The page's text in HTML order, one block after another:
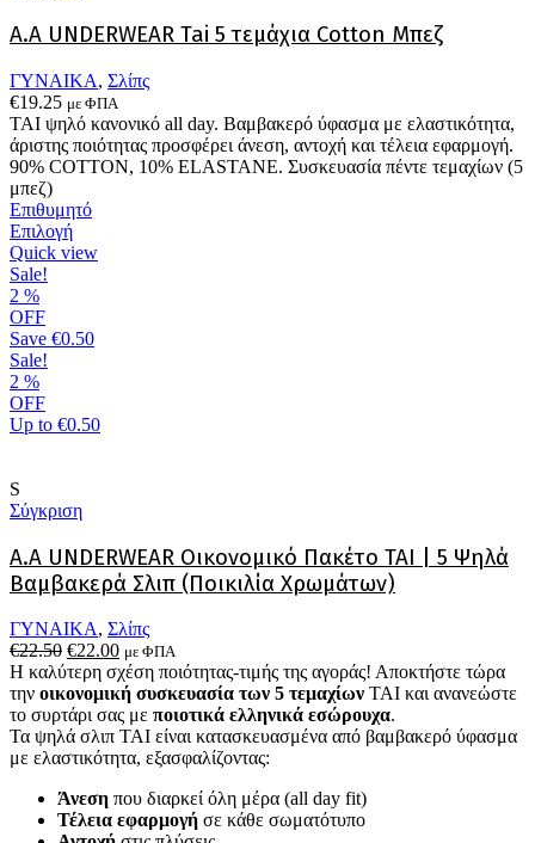
στη
σελίδα
του
προϊόντος
A.A UNDERWEAR Tai 5 τεμάχια Cotton Μπεζ
ΓΥΝΑΙΚΑ, Σλίπς
€19.25 με ΦΠΑ
ΤΑΙ ψηλό κανονικό all day. Βαμβακερό ύφασμα με ελαστικότητα,
άριστης ποιότητας προσφέρει άνεση, αντοχή και τέλεια εφαρμογή.
90% COTTON, 10% ELASTANE. Συσκευασία πέντε τεμαχίων (5
μπεζ)
Επιθυμητό
ΕπιλογήΑυτό
το
παραλλαγές.
να
του
Quick view
Sale!
2 %
OFF
Save €0.50
Sale!
2 %
OFF
Up to €0.50
S
Σύγκριση
A.A UNDERWEAR Οικονομικό Πακέτο TAI | 5 Ψηλά
Βαμβακερά Σλιπ (Ποικιλία Χρωμάτων)
ΓΥΝΑΙΚΑ, Σλίπς
€22.50 Original
price
was:
€22.50.
€22.00Η
τρέχουσα
τιμή
είναι:
€22.00.
με ΦΠΑ
Η καλύτερη σχέση ποιότητας-τιμής της αγοράς! Αποκτήστε τώρα
την οικονομική συσκευασία των 5 τεμαχίων TAI και ανανεώστε
το συρτάρι σας με ποιοτικά ελληνικά εσώρουχα.
Τα ψηλά σλιπ TAI είναι κατασκευασμένα από βαμβακερό ύφασμα
με ελαστικότητα, εξασφαλίζοντας:
Άνεση που διαρκεί όλη μέρα (all day fit)
Τέλεια εφαρμογή σε κάθε σωματότυπο